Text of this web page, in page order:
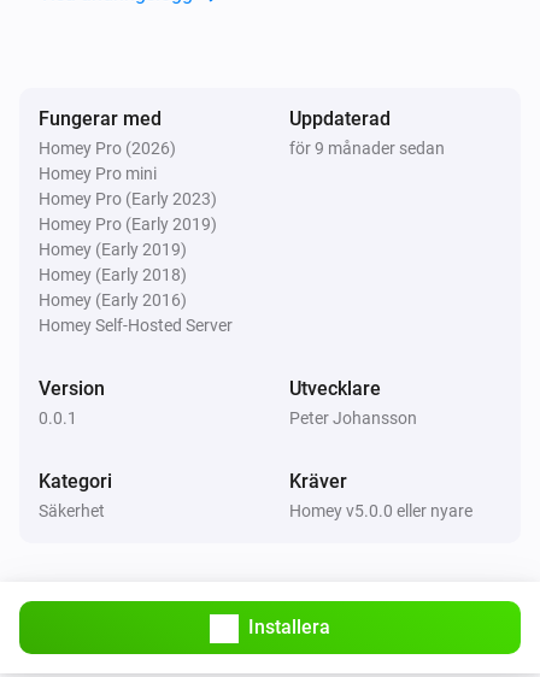
Inside The Box-lås
Lås
Inside The Box-lås
Lås upp
Fungerar med
Homey Pro (2026)
Homey Pro mini
Homey Pro (Early 2023)
Homey Pro (Early 2019)
Homey (Early 2019)
Homey (Early 2018)
Homey (Early 2016)
Homey Self-Hosted Server
Uppdaterad
för 9 månader sedan
Version
0.0.1
Utvecklare
Peter Johansson
Kategori
Säkerhet
Kräver
Homey v5.0.0 eller nyare
Installera